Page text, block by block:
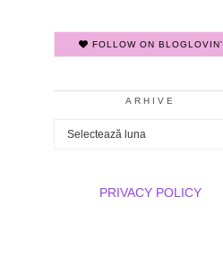
FOLLOW ON BLOGLOVIN'
ARHIVE
Arhive
PRIVACY POLICY